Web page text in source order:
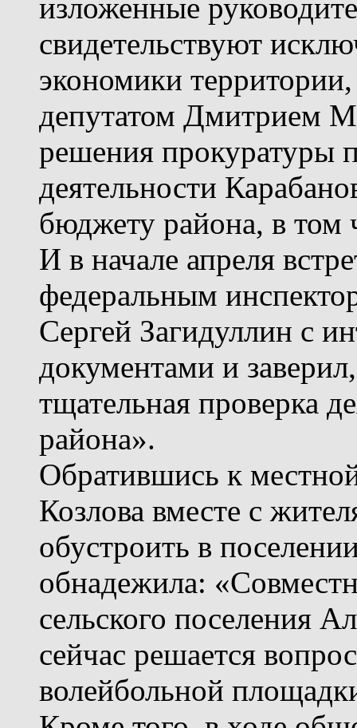
изложенные
свидетельствуют
экономики
депутатом Дмитрием
решения прокуратуры
деятельности
бюджету района, в том
И в начале апреля
федеральным
Сергей Загидуллин с
документами и
тщательная проверка
района».
Обратившись к
Козлова вместе с
обустроить в
обнадежила:
сельского поселения
сейчас решается
волейбольной